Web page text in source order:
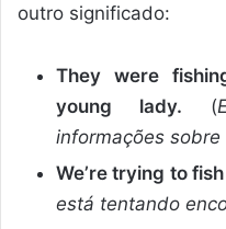
outro significado:
They were
young lady. (
informações sobre
We’re trying to
está tentando